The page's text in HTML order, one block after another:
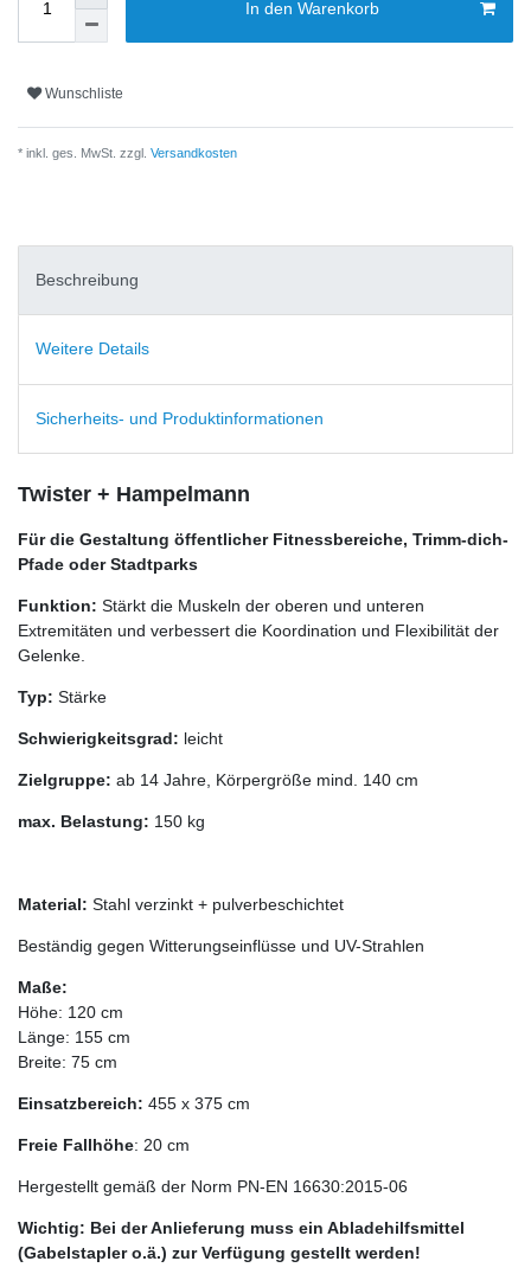
In den Warenkorb
Wunschliste
* inkl. ges. MwSt. zzgl. Versandkosten
Beschreibung
Weitere Details
Sicherheits- und Produktinformationen
Twister + Hampelmann
Für die Gestaltung öffentlicher Fitnessbereiche, Trimm-dich-
Pfade oder Stadtparks
Funktion: Stärkt die Muskeln der oberen und unteren
Extremitäten und verbessert die Koordination und Flexibilität der
Gelenke.
Typ: Stärke
Schwierigkeitsgrad: leicht
Zielgruppe: ab 14 Jahre, Körpergröße mind. 140 cm
max. Belastung: 150 kg
Material: Stahl verzinkt + pulverbeschichtet
Beständig gegen Witterungseinflüsse und UV-Strahlen
Maße:
Höhe: 120 cm
Länge: 155 cm
Breite: 75 cm
Einsatzbereich: 455 x 375 cm
Freie Fallhöhe: 20 cm
Hergestellt gemäß der Norm PN-EN 16630:2015-06
Wichtig: Bei der Anlieferung muss ein Abladehilfsmittel
(Gabelstapler o.ä.) zur Verfügung gestellt werden!